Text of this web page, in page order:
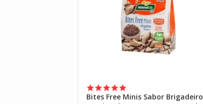
Bites Free Minis Sabor Brigadeiro